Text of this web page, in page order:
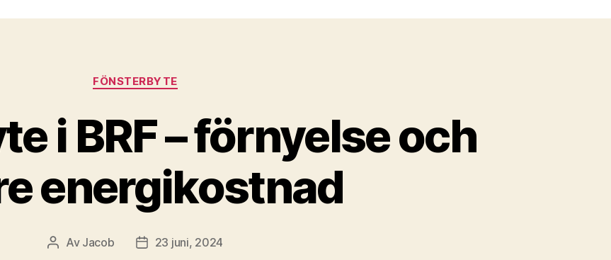
Kategorier
FÖNSTERBYTE
i BRF – förnyelse och
energikostnad
Inläggsförfattare
Av Jacob Inläggsdatum
23 juni, 2024